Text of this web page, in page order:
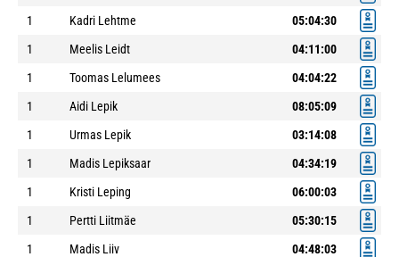
1
Kadri Lehtme
05:04:30
1
Meelis Leidt
04:11:00
1
Toomas Lelumees
04:04:22
1
Aidi Lepik
08:05:09
1
Urmas Lepik
03:14:08
1
Madis Lepiksaar
04:34:19
1
Kristi Leping
06:00:03
1
Pertti Liitmäe
05:30:15
1
Madis Liiv
04:48:03